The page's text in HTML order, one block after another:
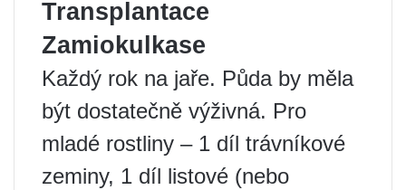
Transplantace
Zamiokulkase
Každý rok na jaře. Půda by měla
být dostatečně výživná. Pro
mladé rostliny – 1 díl trávníkové
zeminy, 1 díl listové (nebo